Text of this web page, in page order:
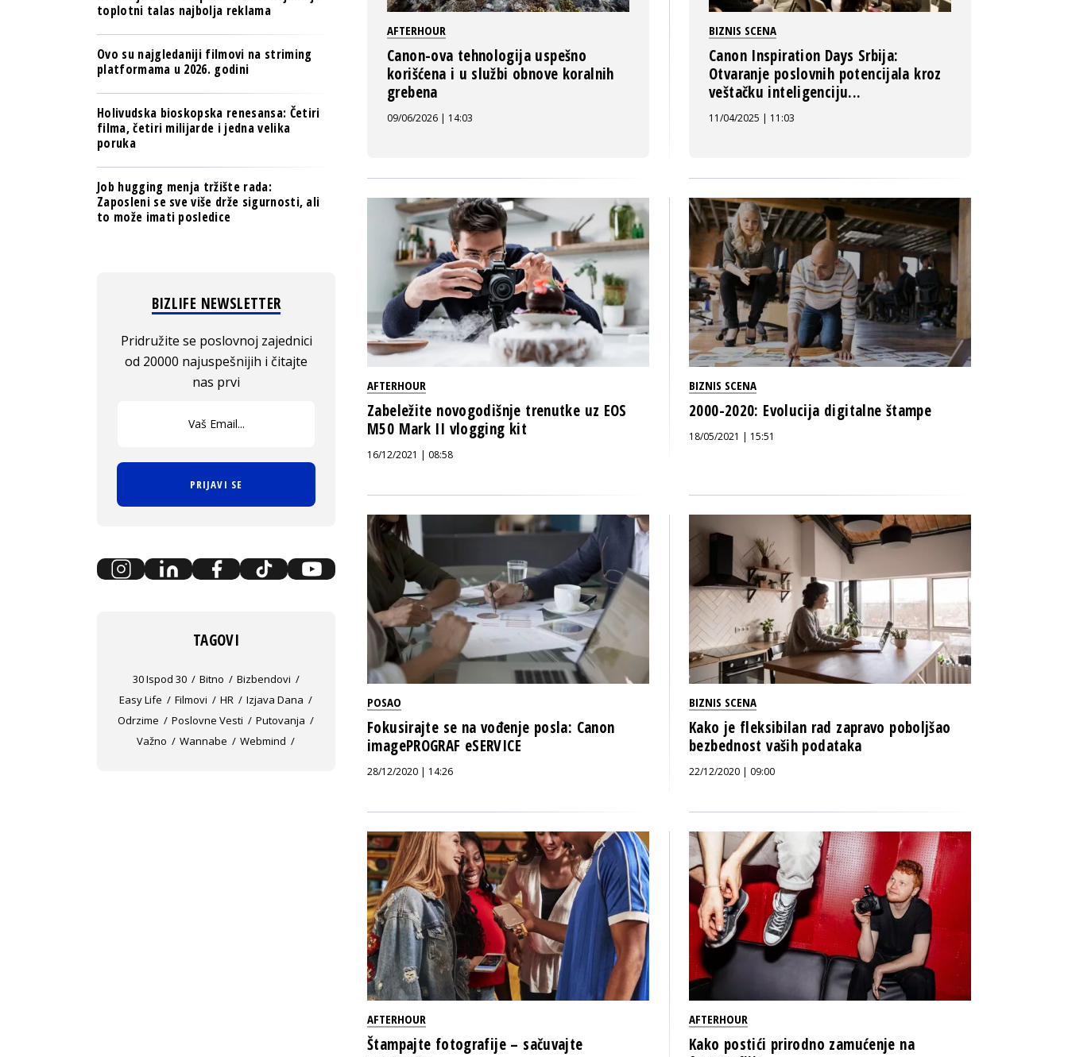
AFTERHOUR
Canon-ova tehnologija uspešno
korišćena i u službi obnove koralnih
grebena
09/06/2026 | 14:03
BIZNIS SCENA
Canon Inspiration Days Srbija:
Otvaranje poslovnih potencijala kroz
veštačku inteligenciju...
11/04/2025 | 11:03
AFTERHOUR
Zabeležite novogodišnje trenutke uz EOS
M50 Mark II vlogging kit
16/12/2021 | 08:58
BIZNIS SCENA
2000-2020: Evolucija digitalne štampe
18/05/2021 | 15:51
POSAO
Fokusirajte se na vođenje posla: Canon
imagePROGRAF eSERVICE
28/12/2020 | 14:26
BIZNIS SCENA
Kako je fleksibilan rad zapravo poboljšao
bezbednost vaših podataka
22/12/2020 | 09:00
AFTERHOUR
Štampajte fotografije – sačuvajte
AFTERHOUR
Kako postići prirodno zamućenje na
toplotni talas najbolja reklama
Ovo su najgledaniji filmovi na striming
platformama u 2026. godini
Holivudska bioskopska renesansa: Četiri
filma, četiri milijarde i jedna velika
poruka
Job hugging menja tržište rada:
Zaposleni se sve više drže sigurnosti, ali
to može imati posledice
BIZLIFE NEWSLETTER
Pridružite se poslovnoj zajednici
od 20000 najuspešnijih i čitajte
nas prvi
PRIJAVI SE
TAGOVI
30 Ispod 30 Bitno
Bizbendovi
Easy Life
Filmovi HR
Izjava Dana
Odrzime
Poslovne Vesti
Putovanja
Važno
Wannabe Webmind